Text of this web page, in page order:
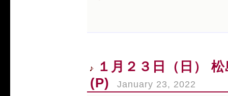
１月２３日（日）
(P)
January 23, 2022